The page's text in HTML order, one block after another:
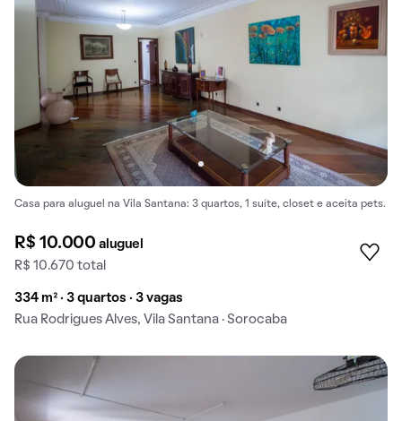
Casa para aluguel na Vila Santana: 3 quartos, 1 suíte, closet e aceita pets.
R$ 10.000aluguel
R$ 10.670 total
334 m² · 3 quartos · 3 vagas
Rua Rodrigues Alves, Vila Santana · Sorocaba